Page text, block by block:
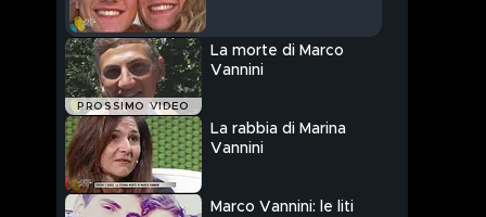
PROSSIMO VIDEO
La morte di Marco
Vannini
La rabbia di Marina
Vannini
Marco Vannini: le liti